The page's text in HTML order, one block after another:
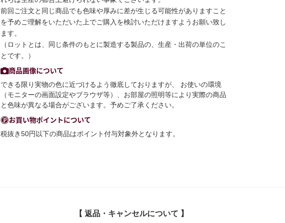
前回ご注文と同じ商品でも色味や厚みに差が生じる可能性がありますこと
を予めご理解をいただいた上でご購入を検討いただけますようお願い致し
ます。
（ロットとは、同じ条件のもとに製造する製品の、生産・出荷の単位のこ
とです。）
商品画像について
できる限り実物の色に近づけるよう徹底しておりますが、 お使いの環境
（モニターの画面設定やブラウザ等）、お部屋の照明等により実際の商品
と色味が異なる場合がございます。予めご了承ください。
お買い物ポイントについて
税抜き50円以下の商品はポイント付与対象外となります。
【 返品・キャンセルについて 】